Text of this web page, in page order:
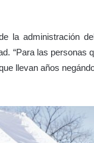
la administración
“Para las personas
llevan años